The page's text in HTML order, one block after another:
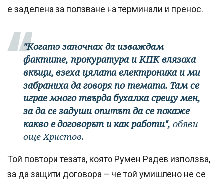
е заделена за ползване на терминали и пренос.
"Когато започнах да изваждам
фактите, прокуратура и КПК влязоха
вкъщи, взеха цялата електроника и ми
забраниха да говоря по темата. Там се
играе много твърда бухалка срещу мен,
за да се задуши опитът да се покаже
какво е договорът и как работи", обяви
още Христов.
Той повтори тезата, която Румен Радев използва,
за да защити договора – че той умишлено не се